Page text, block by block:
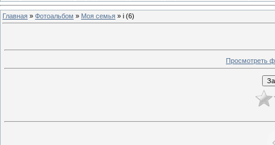
Главная » Фотоальбом » Моя семья » i (6)
Просмотреть